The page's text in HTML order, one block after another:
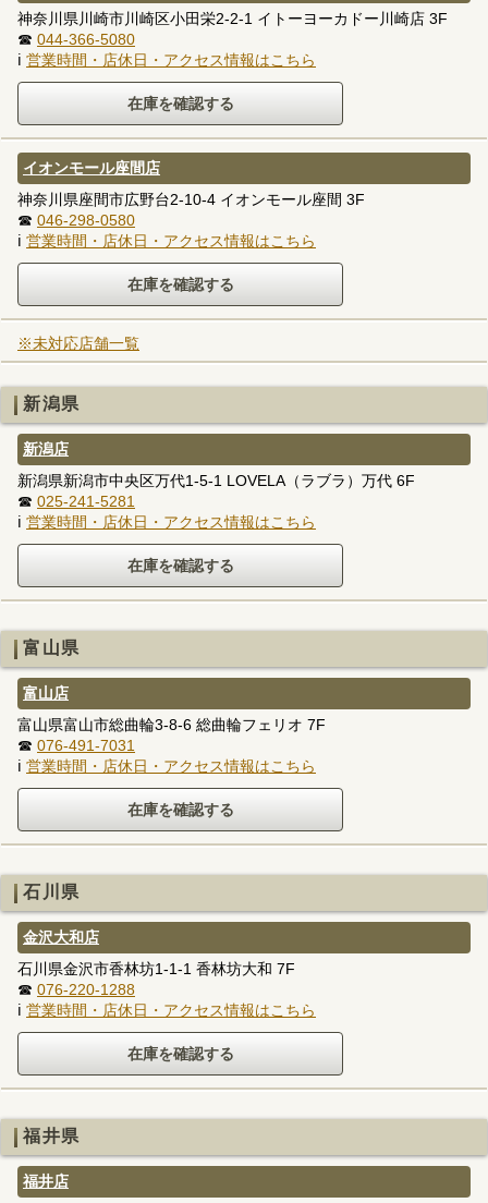
神奈川県川崎市川崎区小田栄2-2-1 イトーヨーカドー川崎店 3F
☎ 044-366-5080
ℹ 営業時間・店休日・アクセス情報はこちら
イオンモール座間店
神奈川県座間市広野台2-10-4 イオンモール座間 3F
☎ 046-298-0580
ℹ 営業時間・店休日・アクセス情報はこちら
※未対応店舗一覧
新潟県
新潟店
新潟県新潟市中央区万代1-5-1 LOVELA（ラブラ）万代 6F
☎ 025-241-5281
ℹ 営業時間・店休日・アクセス情報はこちら
富山県
富山店
富山県富山市総曲輪3-8-6 総曲輪フェリオ 7F
☎ 076-491-7031
ℹ 営業時間・店休日・アクセス情報はこちら
石川県
金沢大和店
石川県金沢市香林坊1-1-1 香林坊大和 7F
☎ 076-220-1288
ℹ 営業時間・店休日・アクセス情報はこちら
福井県
福井店